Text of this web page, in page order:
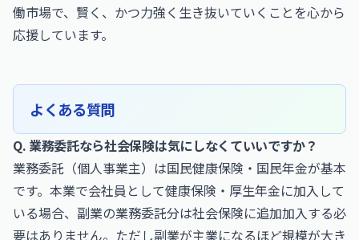
働市場で、賢く、かつ力強く生き抜いていくことを心から
応援しています。
よくある質問
Q. 業務委託なら社会保険は気にしなくていいですか？
業務委託（個人事業主）は国民健康保険・国民年金が基本
です。本業で会社員として健康保険・厚生年金に加入して
いる場合、副業の業務委託分は社会保険に追加加入する必
要はありません。ただし副業が主業になるほど規模が大き